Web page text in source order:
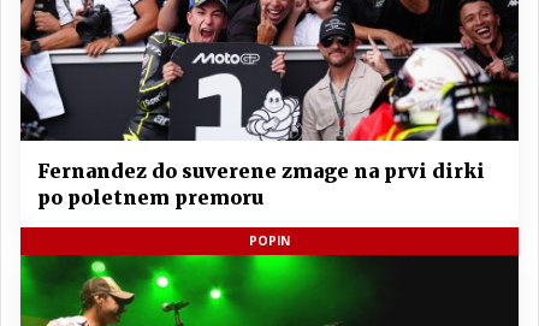
Fernandez do suverene zmage na prvi dirki
po poletnem premoru
POPIN